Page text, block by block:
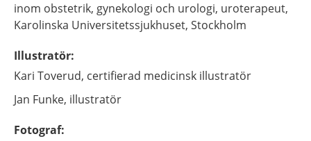
inom obstetrik, gynekologi och urologi, uroterapeut,
Karolinska Universitetssjukhuset, Stockholm
Illustratör:
Kari Toverud, certifierad medicinsk illustratör
Jan Funke, illustratör
Fotograf: